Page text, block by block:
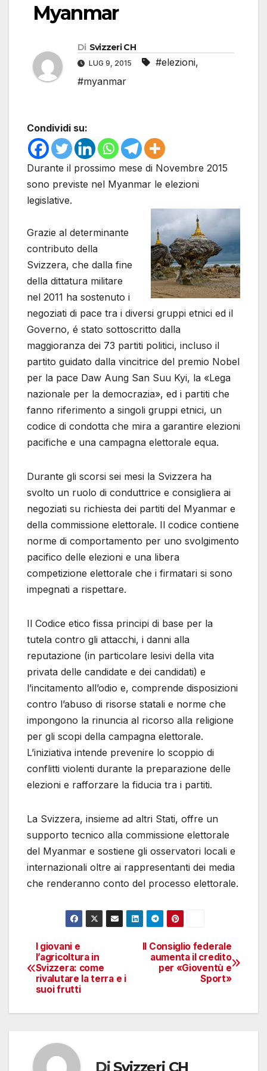
Myanmar
Di Svizzeri CH
LUG 9, 2015 #elezioni,
#myanmar
Condividi su:
Durante il prossimo mese di Novembre 2015
sono previste nel Myanmar le elezioni
legislative.
Grazie al determinante
contributo della
Svizzera, che dalla fine
della dittatura militare
nel 2011 ha sostenuto i
negoziati di pace tra i diversi gruppi etnici ed il
Governo, é stato sottoscritto dalla
maggioranza dei 73 partiti politici, incluso il
partito guidato dalla vincitrice del premio Nobel
per la pace Daw Aung San Suu Kyi, la «Lega
nazionale per la democrazia», ed i partiti che
fanno riferimento a singoli gruppi etnici, un
codice di condotta che mira a garantire elezioni
pacifiche e una campagna elettorale equa.
Durante gli scorsi sei mesi la Svizzera ha
svolto un ruolo di conduttrice e consigliera ai
negoziati su richiesta dei partiti del Myanmar e
della commissione elettorale. Il codice contiene
norme di comportamento per uno svolgimento
pacifico delle elezioni e una libera
competizione elettorale che i firmatari si sono
impegnati a rispettare.
Il Codice etico fissa principi di base per la
tutela contro gli attacchi, i danni alla
reputazione (in particolare lesivi della vita
privata delle candidate e dei candidati) e
l’incitamento all’odio e, comprende disposizioni
contro l’abuso di risorse statali e norme che
impongono la rinuncia al ricorso alla religione
per gli scopi della campagna elettorale.
L’iniziativa intende prevenire lo scoppio di
conflitti violenti durante la preparazione delle
elezioni e rafforzare la fiducia tra i partiti.
La Svizzera, insieme ad altri Stati, offre un
supporto tecnico alla commissione elettorale
del Myanmar e sostiene gli osservatori locali e
internazionali oltre ai rappresentanti dei media
che renderanno conto del processo elettorale.
Navigazione
articoli
Il Consiglio federale
aumenta il credito
per «Gioventù e
Sport»
I giovani e
l’agricoltura in
Svizzera: come
rivalutare la terra e i
suoi frutti
Di Svizzeri CH